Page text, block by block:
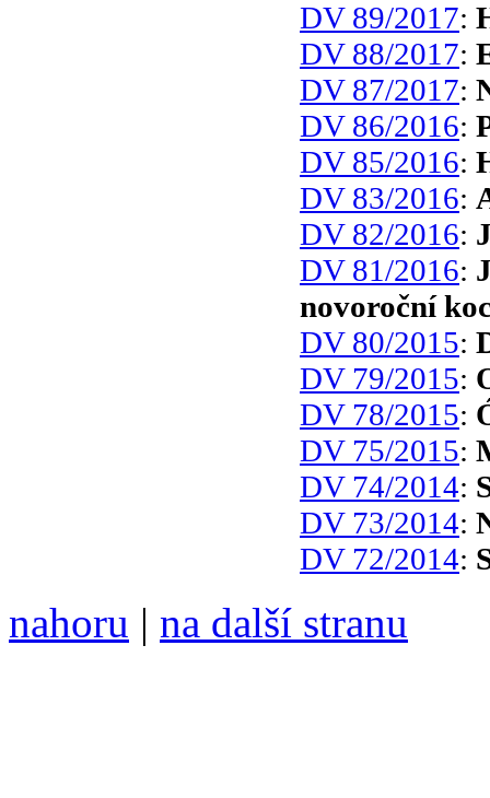
DV 89/2017:
DV 88/2017:
DV 87/2017:
DV 86/2016:
DV 85/2016:
DV 83/2016:
DV 82/2016:
DV 81/2016:
novoroční
DV 80/2015:
DV 79/2015:
DV 78/2015:
DV 75/2015:
DV 74/2014:
DV 73/2014:
DV 72/2014:
nahoru | na další stranu